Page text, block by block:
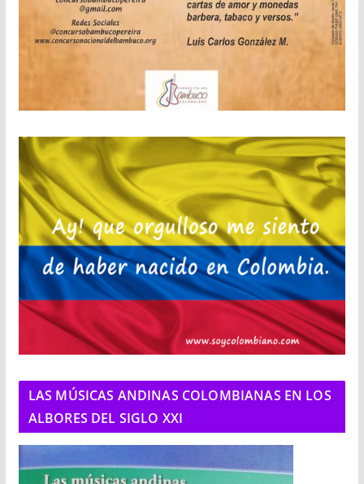
LAS MÚSICAS ANDINAS COLOMBIANAS EN LOS
ALBORES DEL SIGLO XXI